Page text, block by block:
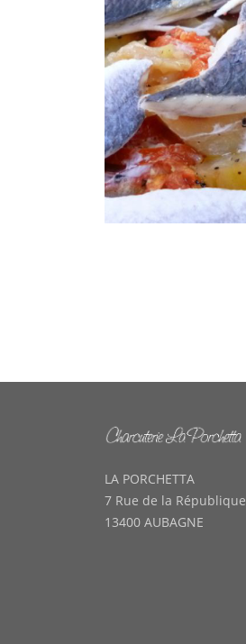
LA PORCHETTA
7 Rue de la République
13400 AUBAGNE